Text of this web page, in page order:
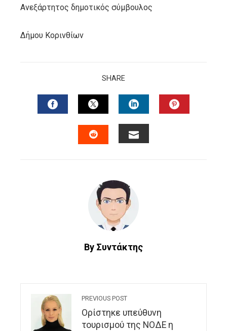
Ανεξάρτητος δημοτικός σύμβουλος
Δήμου Κορινθίων
SHARE
FACEBOOKTWITTERLINKEDIN
By Συντάκτης
PREVIOUS POST
Ορίστηκε υπεύθυνη
τουρισμού της ΝΟΔΕ η